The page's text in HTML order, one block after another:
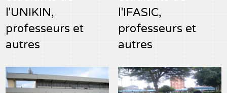
l'UNIKIN,
professeurs et
autres
l'IFASIC,
professeurs et
autres